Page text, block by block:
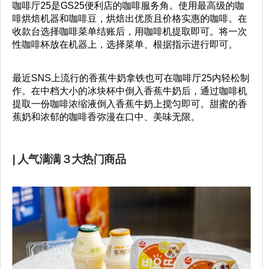
咖啡厅25是GS25便利店的咖啡服务角。使用最高级的咖
啡烘焙机器和咖啡豆，烘焙出优质且价格实惠的咖啡。在
收款台选择咖啡菜单结账后，用咖啡机提取即可。将一次
性咖啡杯放在机器上，选择菜单、根据指示进行即可。
最近SNS上流行的香蕉牛奶拿铁也可在咖啡厅25内轻松制
作。在中档大小的冰块杯中倒入香蕉牛奶后，通过咖啡机
提取一份咖啡浓缩液倒入香蕉牛奶上搅匀即可。甜蜜的香
蕉奶和浓郁的咖啡香弥漫在口中、美味无限。
| 人气满满３大热门商品